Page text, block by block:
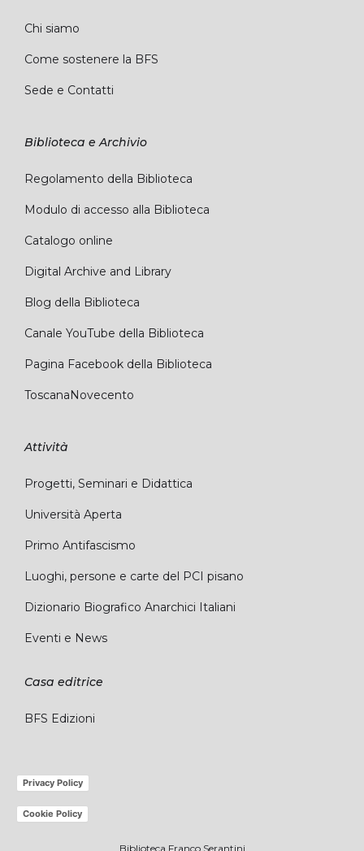
Chi siamo
Come sostenere la BFS
Sede e Contatti
Biblioteca e Archivio
Regolamento della Biblioteca
Modulo di accesso alla Biblioteca
Catalogo online
Digital Archive and Library
Blog della Biblioteca
Canale YouTube della Biblioteca
Pagina Facebook della Biblioteca
ToscanaNovecento
Attività
Progetti, Seminari e Didattica
Università Aperta
Primo Antifascismo
Luoghi, persone e carte del PCI pisano
Dizionario Biografico Anarchici Italiani
Eventi e News
Casa editrice
BFS Edizioni
Privacy Policy
Cookie Policy
Biblioteca Franco Serantini